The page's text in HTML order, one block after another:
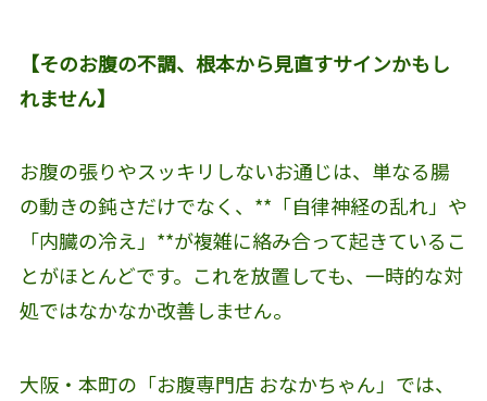
【そのお腹の不調、根本から見直すサインかもし
れません】
お腹の張りやスッキリしないお通じは、単なる腸
の動きの鈍さだけでなく、**「自律神経の乱れ」や
「内臓の冷え」**が複雑に絡み合って起きているこ
とがほとんどです。これを放置しても、一時的な対
処ではなかなか改善しません。
大阪・本町の「お腹専門店 おなかちゃん」では、